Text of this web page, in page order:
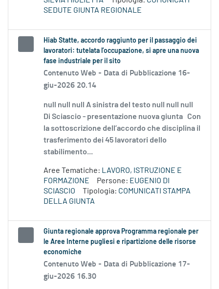
SEDUTE GIUNTA REGIONALE
Hiab Statte, accordo raggiunto per il passaggio dei
lavoratori: tutelata l’occupazione, si apre una nuova
fase industriale per il sito
Contenuto Web - Data di Pubblicazione 16-
giu-2026 20.14
null null null A sinistra del testo null null null
Di Sciascio - presentazione nuova giunta Con
la sottoscrizione dell’accordo che disciplina il
trasferimento dei 45 lavoratori dello
stabilimento...
Aree Tematiche: LAVORO, ISTRUZIONE E
FORMAZIONE
Persone: EUGENIO DI
SCIASCIO
Tipologia: COMUNICATI STAMPA
DELLA GIUNTA
Giunta regionale approva Programma regionale per
le Aree Interne pugliesi e ripartizione delle risorse
economiche
Contenuto Web - Data di Pubblicazione 17-
giu-2026 16.30